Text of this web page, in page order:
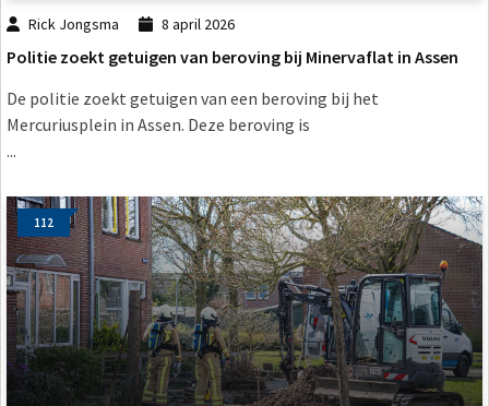
Rick Jongsma 8 april 2026
Politie zoekt getuigen van beroving bij Minervaflat in Assen
De politie zoekt getuigen van een beroving bij het
Mercuriusplein in Assen. Deze beroving is
...
112